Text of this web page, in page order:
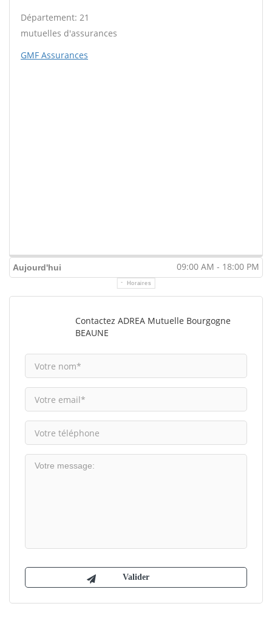
Département: 21
mutuelles d'assurances
GMF Assurances
Aujourd'hui 09:00 AM - 18:00 PM
Horaires
Contactez ADREA Mutuelle Bourgogne
BEAUNE